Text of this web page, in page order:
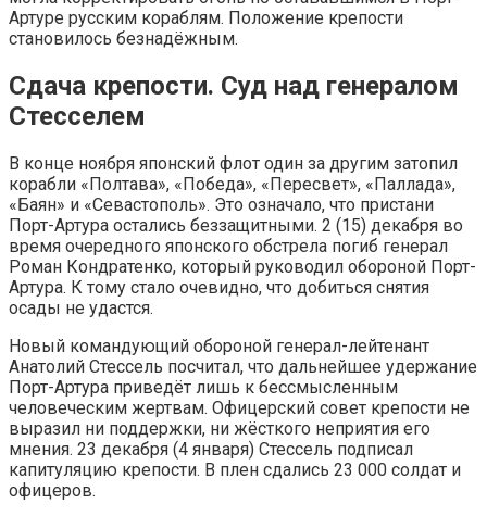
Артуре русским кораблям. Положение крепости
становилось безнадёжным.
Сдача крепости. Суд над генералом
Стесселем
В конце ноября японский флот один за другим затопил
корабли «Полтава», «Победа», «Пересвет», «Паллада»,
«Баян» и «Севастополь». Это означало, что пристани
Порт-Артура остались беззащитными. 2 (15) декабря во
время очередного японского обстрела погиб генерал
Роман Кондратенко, который руководил обороной Порт-
Артура. К тому стало очевидно, что добиться снятия
осады не удастся.
Новый командующий обороной генерал-лейтенант
Анатолий Стессель посчитал, что дальнейшее удержание
Порт-Артура приведёт лишь к бессмысленным
человеческим жертвам. Офицерский совет крепости не
выразил ни поддержки, ни жёсткого неприятия его
мнения. 23 декабря (4 января) Стессель подписал
капитуляцию крепости. В плен сдались 23 000 солдат и
офицеров.